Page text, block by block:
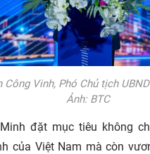
Công Vinh, Phó Chủ tịch
Ảnh: BTC
đặt mục tiêu không
của Việt Nam mà còn